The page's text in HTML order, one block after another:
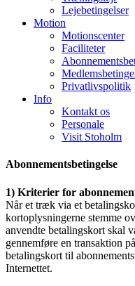
Lejebetingelser
Motion
Motionscenter
Faciliteter
Privatlivspolitik
Info
Kontakt os
Personale
Visit Stoholm
Abonnementsbetingelse
1) Kriterier for
Når et træk via et
kortoplysningerne stemme
anvendte betalingskort skal
gennemføre en transaktion
betalingskort til
Internettet.